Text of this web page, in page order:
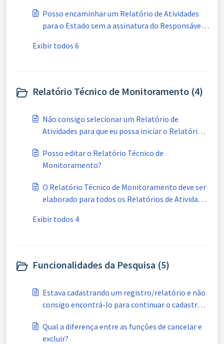
Posso encaminhar um Relatório de Atividades
para o Estado sem a assinatura do Responsável
Exibir todos 6
Relatório Técnico de Monitoramento (4)
Não consigo selecionar um Relatório de
Atividades para que eu possa iniciar o Relatório
acontecendo?
Posso editar o Relatório Técnico de
Monitoramento?
O Relatório Técnico de Monitoramento deve ser
elaborado para todos os Relatórios de Atividades
Exibir todos 4
Funcionalidades da Pesquisa (5)
Estava cadastrando um registro/relatório e não
consigo encontrá-lo para continuar o cadastro.
Qual a diferença entre as funções de cancelar e
excluir?